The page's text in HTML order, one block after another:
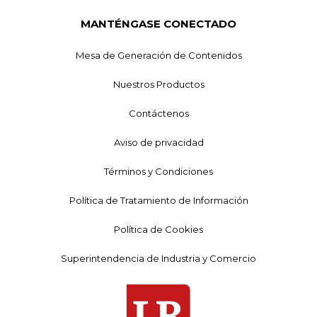
MANTÉNGASE CONECTADO
Mesa de Generación de Contenidos
Nuestros Productos
Contáctenos
Aviso de privacidad
Términos y Condiciones
Política de Tratamiento de Información
Política de Cookies
Superintendencia de Industria y Comercio